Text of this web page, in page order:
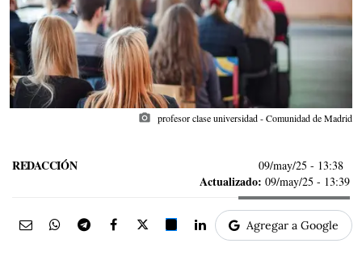
photo_camera profesor clase universidad - Comunidad de Madrid
REDACCIÓN 09/may/25 - 13:38
Actualizado: 09/may/25 - 13:39
Agregar a Google